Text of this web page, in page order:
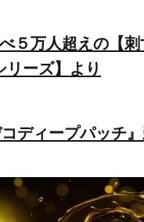
５万人超えの【
リーズ】より
ディープパッチ